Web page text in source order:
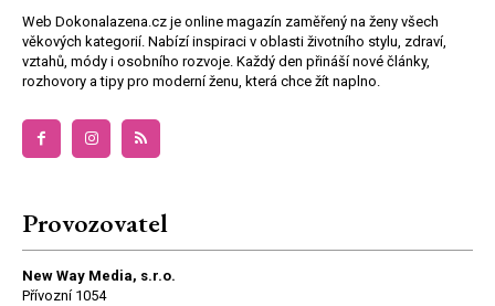
Web Dokonalazena.cz je online magazín zaměřený na ženy všech
věkových kategorií. Nabízí inspiraci v oblasti životního stylu, zdraví,
vztahů, módy i osobního rozvoje. Každý den přináší nové články,
rozhovory a tipy pro moderní ženu, která chce žít naplno.
Provozovatel
New Way Media, s.r.o.
Přívozní 1054